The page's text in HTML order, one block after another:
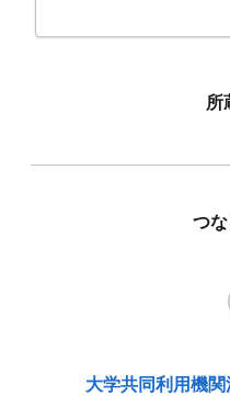
所
つ
大学共同利用機